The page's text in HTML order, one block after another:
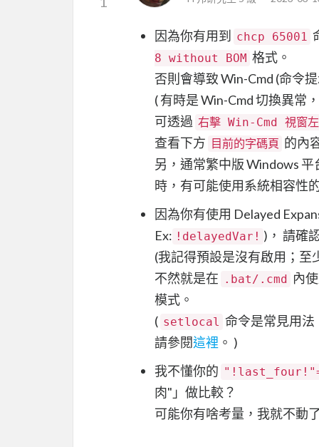
因為你有用到 chcp 65001
8 without BOM 格式。
否則會導致 Win-Cmd (命令
( 有時是 Win-Cmd 切換異常
可透過 右擊 Win-Cmd 視窗
查看下方 目前的字碼頁 的內
另，通常繁中版 Windows
時，有可能使用系統相容性
因為你有使用 Delayed
Ex: !delayedVar! )， 請確
(我記得預設是沒有啟用；
不然就是在 .bat/.cmd 內
模式。
( setlocal 命令是常見用
請參閱這裡 。 )
我不懂你的
肉"」做比較？
可能你有啥考量，我就不動